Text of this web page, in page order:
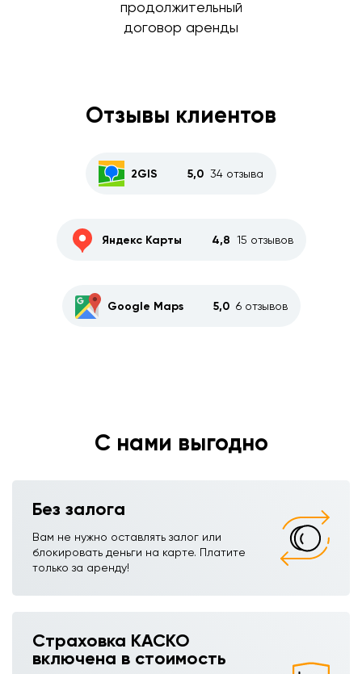
продолжительный
договор аренды
Отзывы клиентов
2GIS 5,0 34 отзыва
Яндекс Карты 4,8 15 отзывов
Google Maps 5,0 6 отзывов
С нами выгодно
Без залога
Вам не нужно оставлять залог или
блокировать деньги на карте. Платите
только за аренду!
Страховка КАСКО
включена в стоимость